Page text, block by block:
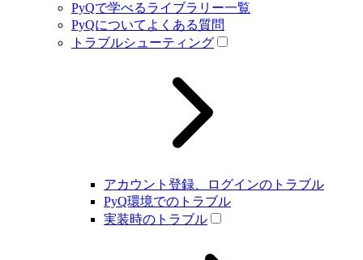
PyQで学べるライブラリー一覧
PyQについてよくある質問
トラブルシューティング
アカウント登録、ログインのトラブル
PyQ環境でのトラブル
実装時のトラブル